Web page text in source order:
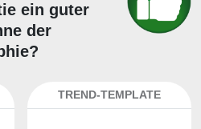
ein guter
der
TREND-TEMPLATE